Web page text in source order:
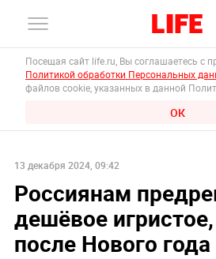
Посещая сайт life.ru, Вы соглашаетесь с
Политикой обработки Персональных
файлов cookie, указанных в данной
ОК
13 декабря 2024, 09:42
Россиянам
дешёвое
после Нового года